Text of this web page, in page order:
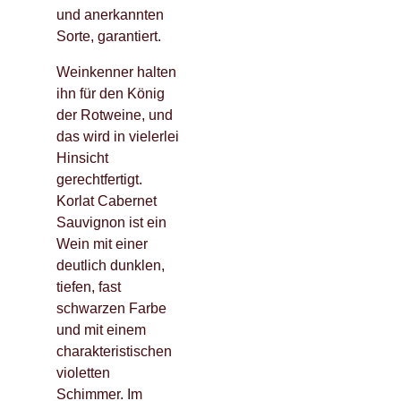
und anerkannten
Sorte, garantiert.
Weinkenner halten
ihn für den König
der Rotweine, und
das wird in vielerlei
Hinsicht
gerechtfertigt.
Korlat Cabernet
Sauvignon ist ein
Wein mit einer
deutlich dunklen,
tiefen, fast
schwarzen Farbe
und mit einem
charakteristischen
violetten
Schimmer. Im